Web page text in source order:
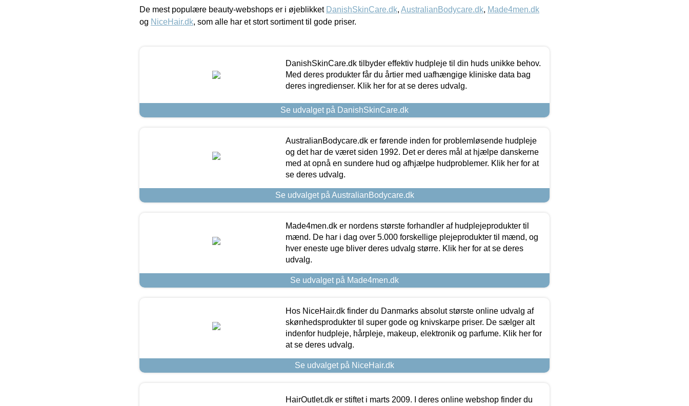
De mest populære beauty-webshops er i øjeblikket DanishSkinCare.dk, AustralianBodycare.dk, Made4men.dk
og NiceHair.dk, som alle har et stort sortiment til gode priser.
DanishSkinCare.dk tilbyder effektiv hudpleje til din huds unikke behov.
Med deres produkter får du årtier med uafhængige kliniske data bag
deres ingredienser. Klik her for at se deres udvalg.
Se udvalget på DanishSkinCare.dk
AustralianBodycare.dk er førende inden for problemløsende hudpleje
og det har de været siden 1992. Det er deres mål at hjælpe danskerne
med at opnå en sundere hud og afhjælpe hudproblemer. Klik her for at
se deres udvalg.
Se udvalget på AustralianBodycare.dk
Made4men.dk er nordens største forhandler af hudplejeprodukter til
mænd. De har i dag over 5.000 forskellige plejeprodukter til mænd, og
hver eneste uge bliver deres udvalg større. Klik her for at se deres
udvalg.
Se udvalget på Made4men.dk
Hos NiceHair.dk finder du Danmarks absolut største online udvalg af
skønhedsprodukter til super gode og knivskarpe priser. De sælger alt
indenfor hudpleje, hårpleje, makeup, elektronik og parfume. Klik her for
at se deres udvalg.
Se udvalget på NiceHair.dk
HairOutlet.dk er stiftet i marts 2009. I deres online webshop finder du